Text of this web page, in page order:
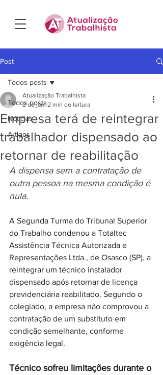
Post
Todos posts
Notícias
Artigos
Todos posts
Empresa terá de reintegrar
trabalhador dispensado ao
retornar de reabilitação
Atualização Trabalhista
2 de jan. 2 min de leitura
A dispensa sem a contratação de
outra pessoa na mesma condição é
nula.
A Segunda Turma do Tribunal Superior
do Trabalho condenou a Totaltec
Assistência Técnica Autorizada e
Representações Ltda., de Osasco (SP), a
reintegrar um técnico instalador
dispensado após retornar de licença
previdenciária reabilitado. Segundo o
colegiado, a empresa não comprovou a
contratação de um substituto em
condição semelhante, conforme
exigência legal.
Técnico sofreu limitações durante o